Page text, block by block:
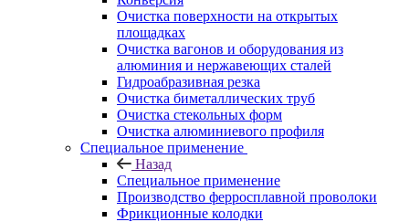
Очистка поверхности на открытых
площадках
Очистка вагонов и оборудования из
алюминия и нержавеющих сталей
Гидроабразивная резка
Очистка биметаллических труб
Очистка стекольных форм
Очистка алюминиевого профиля
Специальное применение
Назад
Специальное применение
Производство ферросплавной проволоки
Фрикционные колодки